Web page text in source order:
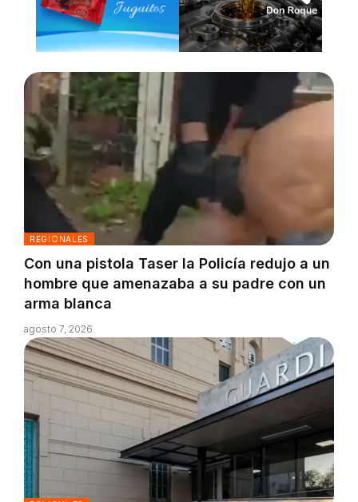
REGIONALES
Con una pistola Taser la Policía redujo a un
hombre que amenazaba a su padre con un
arma blanca
agosto 7, 2026